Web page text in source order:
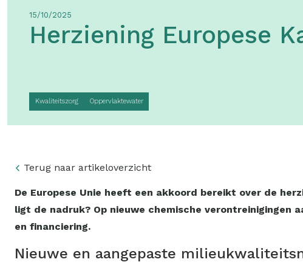
15/10/2025
Herziening Europese
Kwaliteitszorg Oppervlaktewater
Terug naar artikeloverzicht
De Europese Unie heeft een akkoord bereikt over de
ligt de nadruk? Op nieuwe chemische verontreinigingen
en financiering.
Nieuwe en aangepaste